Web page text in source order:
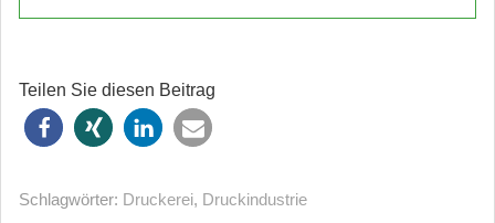
Teilen Sie diesen Beitrag
Schlagwörter: Druckerei, Druckindustrie